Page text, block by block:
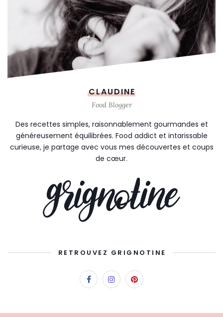
CLAUDINE
Food Blogger
Des recettes simples, raisonnablement gourmandes et
généreusement équilibrées. Food addict et intarissable
curieuse, je partage avec vous mes découvertes et coups
de cœur.
RETROUVEZ GRIGNOTINE